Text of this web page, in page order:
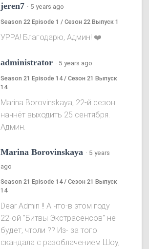
jeren7 · 5 years ago
Season 22 Episode 1 / Сезон 22 Выпуск 1
УРРА! Благодарю, Админ! ❤️
administrator · 5 years ago
Season 21 Episode 14 / Сезон 21 Выпуск
14
Marina Borovinskaya, 22-й сезон
начнёт выходить 25 сентября.
Админ.
Marina Borovinskaya · 5 years
ago
Season 21 Episode 14 / Сезон 21 Выпуск
14
Dear Admin !! А что-в этом году
22-ой "Битвы Экстрасенсов" не
будет, чтоли ?? Из- за того
скандала с разоблачением Шоу,